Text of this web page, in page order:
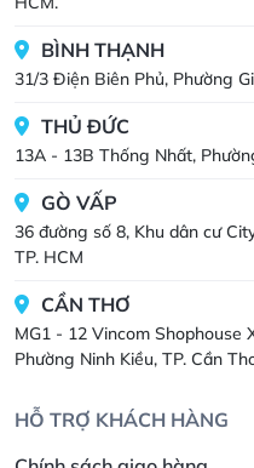
BÌNH THẠNH
31/3 Điện Biên Phủ, Phường
THỦ ĐỨC
13A - 13B Thống Nhất,
GÒ VẤP
36 đường số 8, Khu dân cư
TP. HCM
CẦN THƠ
MG1 - 12 Vincom Shophouse
Phường Ninh Kiều, TP. Cần
HỖ TRỢ KHÁCH HÀNG